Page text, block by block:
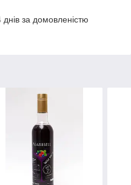
за домовленістю